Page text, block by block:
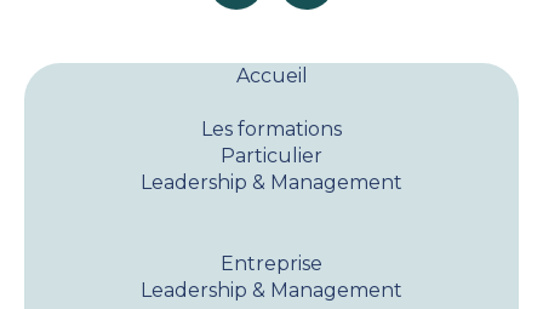
Accueil
Les formations
Particulier
Leadership & Management
Entreprise
Leadership & Management